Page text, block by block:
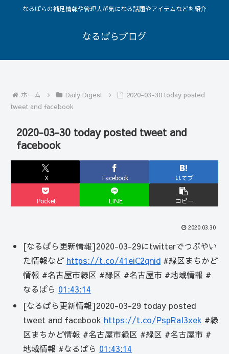
なるぱらの補足情報や管理人が気になる話題やアイテムなどを紹介
なるぱらブログ
ホーム Daily Digest
2020-03-30 today posted
tweet and facebook
2020-03-30 today posted tweet and
facebook
X Facebook はてブ
Pocket LINE コピー
2020.03.30
[なるぱら更新情報]2020-03-29にtwitterでつぶやい
た情報など https://t.co/41eiC2qnid #緑区まちかど
情報 #名古屋市緑区 #緑区 #名古屋市 #地域情報 #
なるぱら 01:43:14
[なるぱら更新情報]2020-03-29 today posted
tweet and facebook https://t.co/PspRaI3xek #緑
区まちかど情報 #名古屋市緑区 #緑区 #名古屋市 #
地域情報 #なるぱら 01:43:14